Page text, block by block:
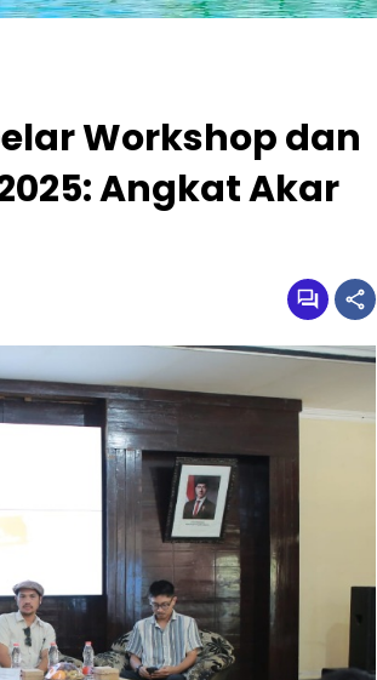
Workshop dan
Angkat Akar